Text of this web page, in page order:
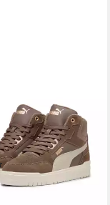
knöchelhoher
Schnürverschluss,
(40)